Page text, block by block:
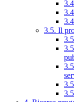
3.5. Il